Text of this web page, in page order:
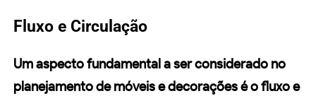
Fluxo e Circulação
Um aspecto fundamental a ser considerado no
planejamento de móveis e decorações é o fluxo e